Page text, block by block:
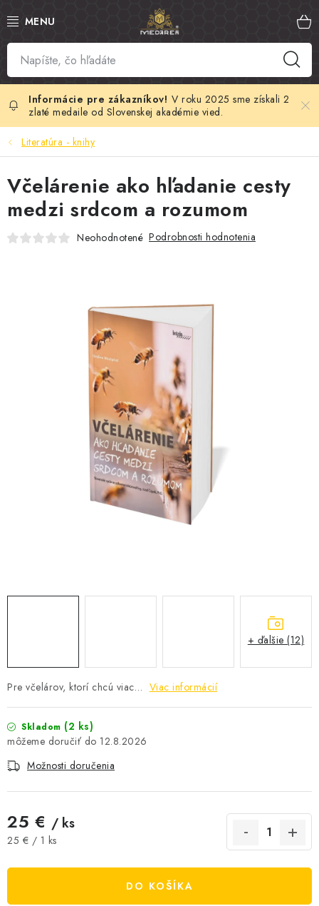
na
SLOVENSKÝ MED
MANUKA MED
VČELÍ PEĽ
MATERSKÁ KAŠIČKA
VČELÍ JED
MEDOVÉ DARČEKOVÉ SETY
VÝROBKY Z VOSKU
DOPLNKY KU VČELÍM PRODUKTOM
MEDOVÉ CUKROVINKY
SLUŽBY VČELÁRA
NOVINKY
ČOKOLÁDA
VÝŽIVOVÉ DOPLNKY
Kontakty
Doprava a platba
Najčastejšie otázky FAQ
Fotogaléria
Vrátenie tovaru, výmena a reklamácie
V roku 2025 sme získali 2
zlaté medaile od Slovenskej akadémie vied.
Literatúra - knihy
Pre včelárov, ktorí chcú viac… Viac informácií
Skladom (2 ks)
12.8.2026
Možnosti doručenia
25 € / ks
Jednotková cena:
25 € / 1 ks
DO KOŠÍKA
Včelárenie ako hľadanie cesty
medzi srdcom a rozumom
Neohodnotené Podrobnosti hodnotenia
+ ďalšie (12)